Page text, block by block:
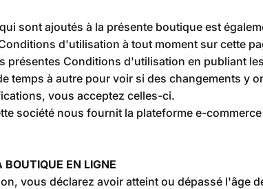
sont ajoutés à la présente boutique est
d'utilisation à tout moment sur cette
présentes Conditions d'utilisation en publiant
temps à autre pour voir si des changements y
vous acceptez celles-ci.
société nous fournit la plateforme e-
EN LIGNE
vous déclarez avoir atteint ou dépassé l'âge